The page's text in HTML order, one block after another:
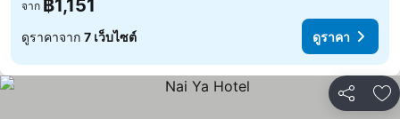
จาก ฿1,151
ดูราคาจาก 7 เว็บไซต์ ดูราคา
แชร์ เ